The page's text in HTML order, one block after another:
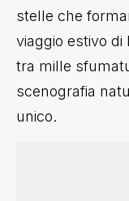
stelle che
viaggio estivo
tra mille
scenografia
unico.